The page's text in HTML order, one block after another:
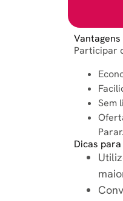
Participar
Sem
Parar.
Dicas